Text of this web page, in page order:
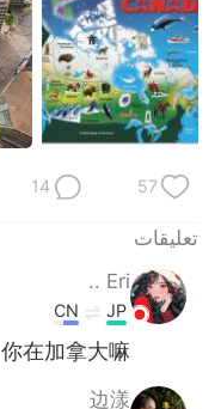
57
14
تعليقات
Eri ..
JP
CN
你在加拿大嘛
边漾